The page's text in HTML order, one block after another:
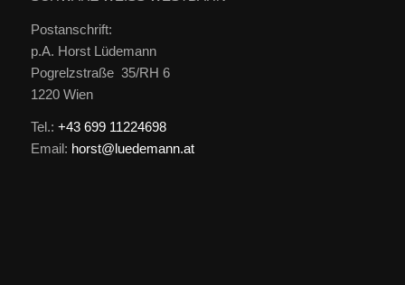
Postanschrift:
p.A. Horst Lüdemann
Pogrelzstraße 35/RH 6
1220 Wien
Tel.: +43 699 11224698
Email: horst@luedemann.at